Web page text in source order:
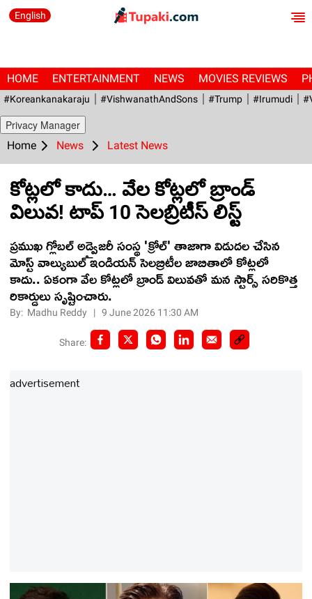
English
HOME ENTERTAINMENT NEWS MOVIES REVIEWS
#Koreankanakaraju #VishwanathAndSons #Trump #irumudi
Privacy Manager
Home News Latest News
కోట్లలో కాదు… వేల కోట్లలో బ్రాండ్
విలువ! టాప్ 10 సెలబ్రిటీస్ లిస్ట్
ప్రముఖ గ్లోబల్ అడ్వైజరీ సంస్థ 'క్రోల్' తాజాగా విడుదల చేసిన
మోస్ట్ వాల్యుబుల్ ఇండియన్ సెలబ్రిటీల జాబితాలో కోట్లలో
కాదు.. ఏకంగా వేల కోట్లలో బ్రాండ్ విలువతో మన స్టార్స్ సరికొత్త
రికార్డులు సృష్టించారు.
By: Madhu Reddy |9 June 2026 11:30 AM
Share:
advertisement